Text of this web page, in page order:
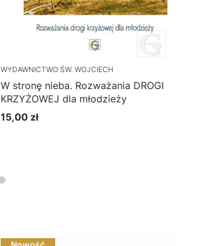
WYDAWNICTWO ŚW. WOJCIECH
W stronę nieba. Rozważania DROGI
KRZYŻOWEJ dla młodzieży
Cena
15,00 zł